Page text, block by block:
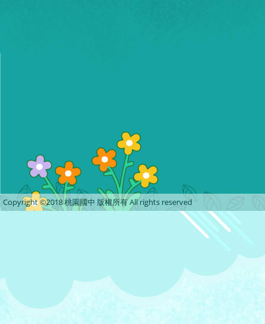
Copyright ©2018 桃園國中 版權所有 All rights reserved